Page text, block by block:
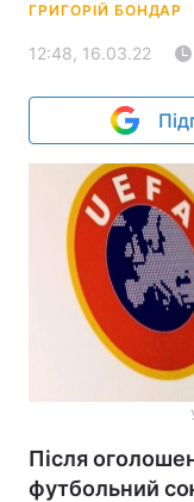
ГРИГОРІЙ БОНДАР
12:48, 16.03.22
Після
футбольний